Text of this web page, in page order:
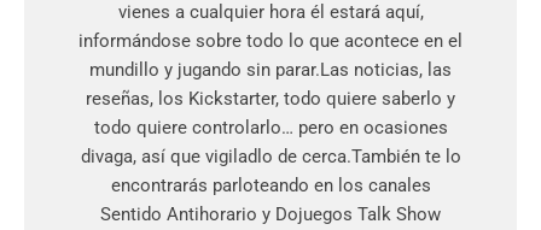
vienes a cualquier hora él estará aquí,
informándose sobre todo lo que acontece en el
mundillo y jugando sin parar.Las noticias, las
reseñas, los Kickstarter, todo quiere saberlo y
todo quiere controlarlo… pero en ocasiones
divaga, así que vigiladlo de cerca.También te lo
encontrarás parloteando en los canales
Sentido Antihorario y Dojuegos Talk Show